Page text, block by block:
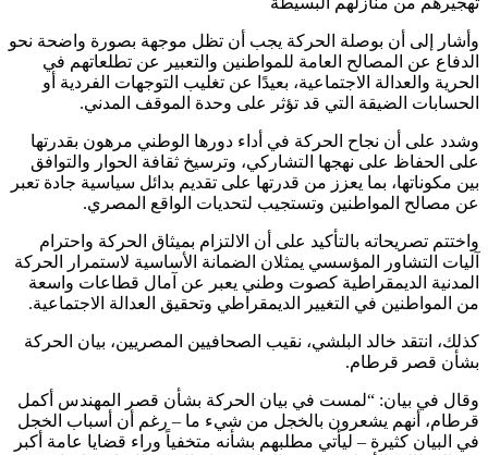
وأشار إلى أن بوصلة الحركة يجب أن تظل موجهة بصورة واضحة نحو
الدفاع عن المصالح العامة للمواطنين والتعبير عن تطلعاتهم في
الحرية والعدالة الاجتماعية، بعيدًا عن تغليب التوجهات الفردية أو
الحسابات الضيقة التي قد تؤثر على وحدة الموقف المدني.
وشدد على أن نجاح الحركة في أداء دورها الوطني مرهون بقدرتها
على الحفاظ على نهجها التشاركي، وترسيخ ثقافة الحوار والتوافق
بين مكوناتها، بما يعزز من قدرتها على تقديم بدائل سياسية جادة تعبر
عن مصالح المواطنين وتستجيب لتحديات الواقع المصري.
واختتم تصريحاته بالتأكيد على أن الالتزام بميثاق الحركة واحترام
آليات التشاور المؤسسي يمثلان الضمانة الأساسية لاستمرار الحركة
المدنية الديمقراطية كصوت وطني يعبر عن آمال قطاعات واسعة
من المواطنين في التغيير الديمقراطي وتحقيق العدالة الاجتماعية.
كذلك، انتقد خالد البلشي، نقيب الصحافيين المصريين، بيان الحركة
بشأن قصر قرطام.
وقال في بيان: “لمست في بيان الحركة بشأن قصر المهندس أكمل
قرطام، أنهم يشعرون بالخجل من شيء ما – رغم أن أسباب الخجل
في البيان كثيرة – ليأتي مطلبهم بشأنه متخفياً وراء قضايا عامة أكبر